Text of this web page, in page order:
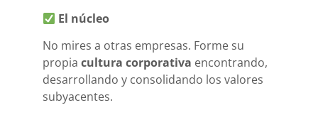
El núcleo
No mires a otras empresas. Forme su
propia cultura corporativa encontrando,
desarrollando y consolidando los valores
subyacentes.